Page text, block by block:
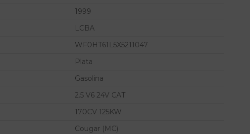
1999
LCBA
WF0HT61L5X5211047
Plata
Gasolina
2.5 V6 24V CAT
170CV 125KW
Cougar (MC)